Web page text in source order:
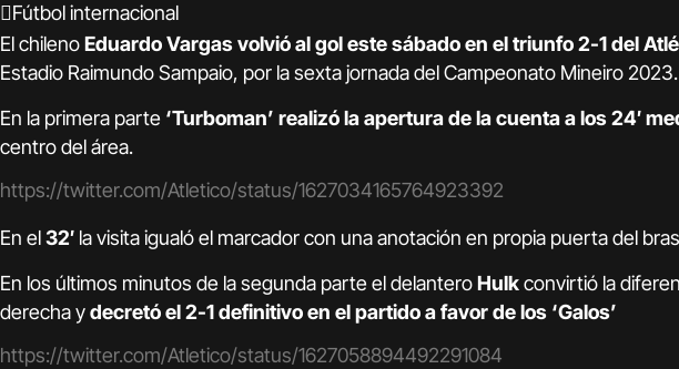
Fútbol internacional
El chilenoEduardo Vargas volvió al gol este sábado en el triunfo 2-1 del
Estadio Raimundo Sampaio, por la sexta jornada del Campeonato Mineiro 2023.
En la primera parte ‘Turboman’ realizó la apertura de la cuenta a los 24′
centro del área.
https://twitter.com/Atletico/status/1627034165764923392
En el32′ la visita igualó el marcador con una anotación en propia puerta del
En los últimos minutos de la segunda parte el delanteroHulkconvirtió la
derecha ydecretó el 2-1 definitivo en el partido a favor de los ‘Galos’
https://twitter.com/Atletico/status/1627058894492291084